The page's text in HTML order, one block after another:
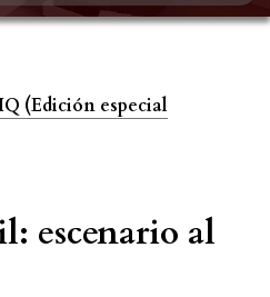
(Edición especial
escenario al